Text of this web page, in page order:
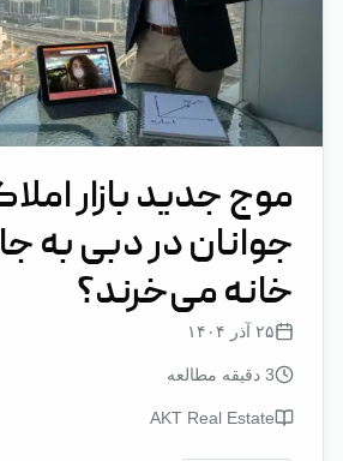
موج جدید بازار
جوانان در دبی به
خانه می‌خرند؟
۲۵ آذر ۱۴۰۴
3 دقیقه مطالعه
AKT Real Estate